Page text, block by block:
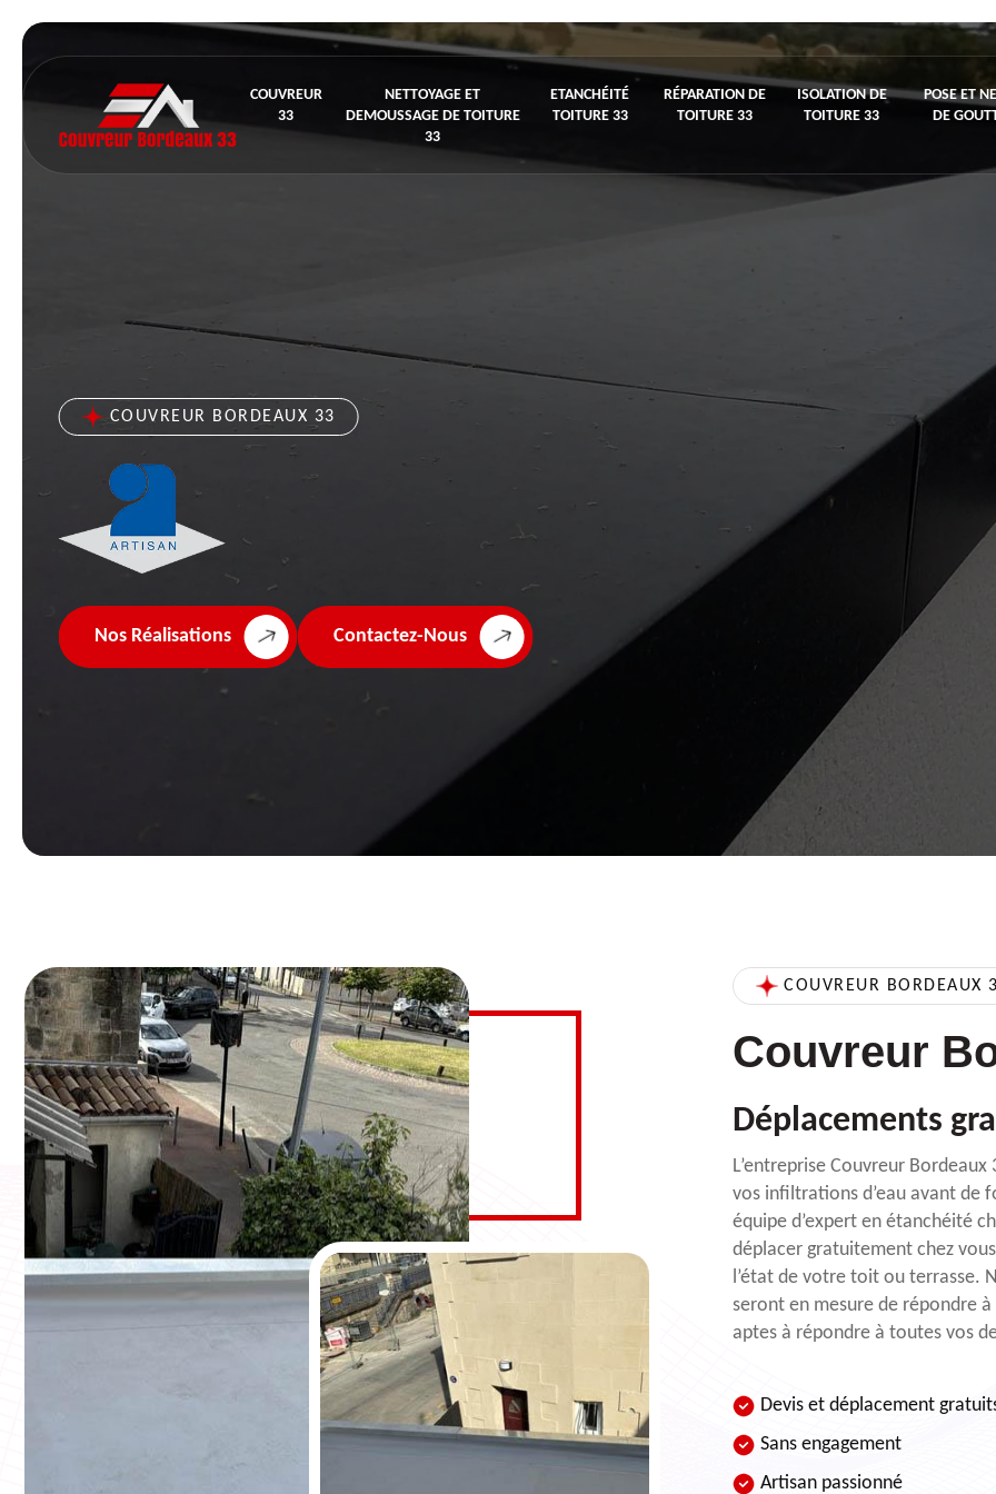
COUVREUR
33
NETTOYAGE ET
DEMOUSSAGE DE TOITURE
33
ETANCHÉITÉ
TOITURE 33
RÉPARATION DE
TOITURE 33
ISOLATION DE
TOITURE 33
POSE ET
DE
COUVREUR BORDEAUX 33
Nos Réalisations Contactez-Nous
COUVREUR BORDEAUX
Couvreur
Déplacements
L’entreprise Couvreur
vos infiltrations d’eau avant de
équipe d’expert en étanchéité
déplacer gratuitement chez
l’état de votre toit ou terrasse.
seront en mesure de répondre
aptes à répondre à toutes vos
Devis et déplacement
Sans engagement
Artisan passionné